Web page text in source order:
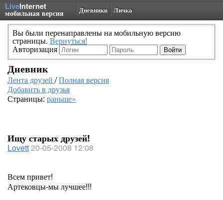
LiveInternet
мобильная версия Дневники Личка
Вы были перенаправлены на мобильную версию
страницы. Вернуться!
Авторизация
Дневник
Лента друзей /Полная версия
Добавить в друзья
Страницы: раньше»
Ищу старых друзей!
Lovett20-05-2008 12:08
Всем привет!
Артековцы-мы лучшее!!!